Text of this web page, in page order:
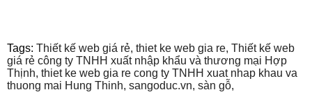
Tags: Thiết kế web giá rẻ, thiet ke web gia re, Thiết kế web
giá rẻ công ty TNHH xuất nhập khẩu và thương mại Hợp
Thịnh, thiet ke web gia re cong ty TNHH xuat nhap khau va
thuong mai Hung Thinh, sangoduc.vn, sàn gỗ,